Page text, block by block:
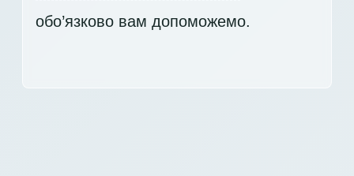
обо’язково вам допоможемо.